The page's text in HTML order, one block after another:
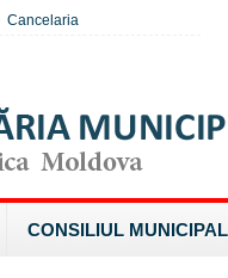
Cancelaria
CONSILIUL MUNICIPAL